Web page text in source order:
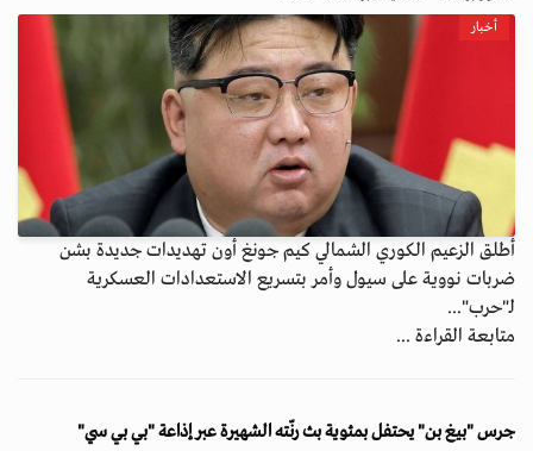
أخبار
أطلق الزعيم الكوري الشمالي كيم جونغ أون تهديدات جديدة بشن
ضربات نووية على سيول وأمر بتسريع الاستعدادات العسكرية
لـ"حرب"...
متابعة القراءة ...
جرس "بيغ بن" يحتفل بمئوية بث رنّته الشهيرة عبر إذاعة "بي بي سي"